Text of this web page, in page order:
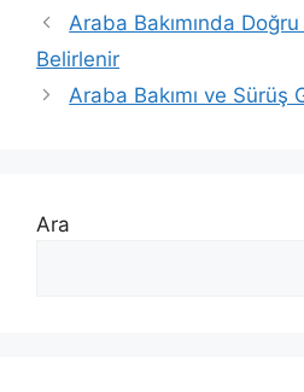
Araba Bakımında
Belirlenir
Araba Bakımı ve Sürüş
Ara